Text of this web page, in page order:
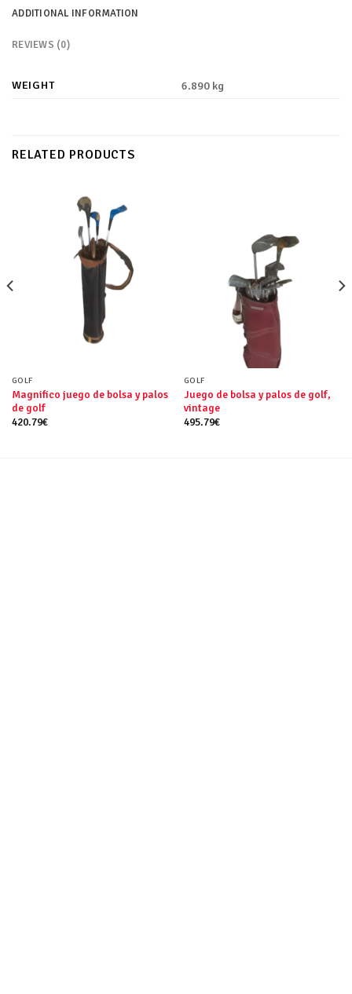
ADDITIONAL INFORMATION
REVIEWS (0)
WEIGHT 6.890 kg
RELATED PRODUCTS
GOLF
Magnifico juego de bolsa y palos
de golf
420.79€
GOLF
Juego de bolsa y palos de golf,
vintage
495.79€